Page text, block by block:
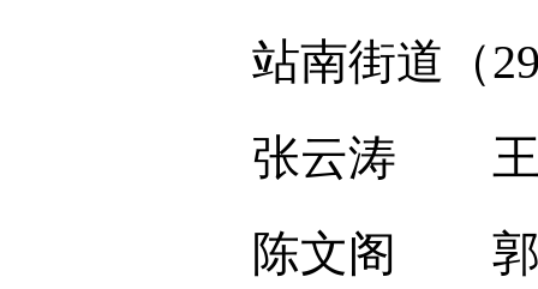
站南街道（
张云涛 王
陈文阁 郭